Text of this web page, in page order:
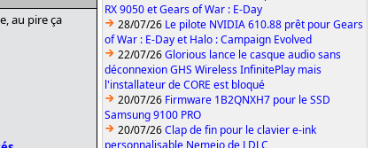
RX 9050 et Gears of War : E-Day
28/07/26 Le pilote NVIDIA 610.88 prêt pour Gears
of War : E-Day et Halo : Campaign Evolved
22/07/26Glorious lance le casque audio sans
déconnexion GHS Wireless InfinitePlay mais
l'installateur de CORE est bloqué
20/07/26 Firmware 1B2QNXH7 pour le SSD
Samsung 9100 PRO
20/07/26Clap de fin pour le clavier e-ink
personnalisable Nemeio de LDLC
au pire ça